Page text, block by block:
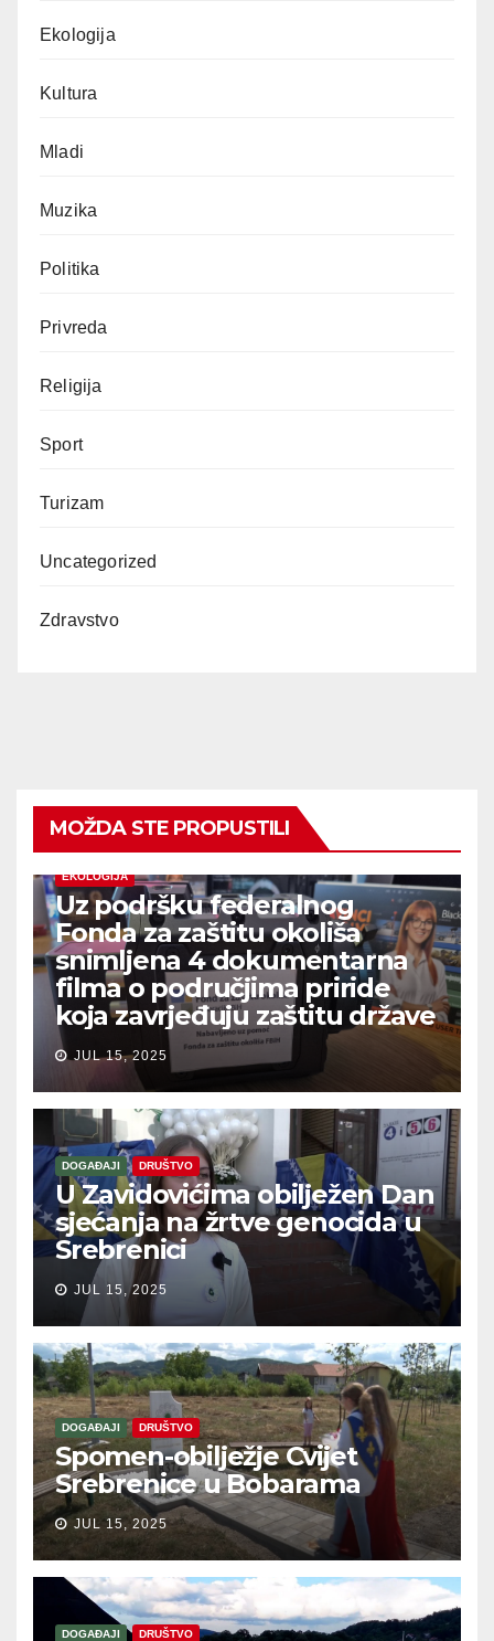
Ekologija
Kultura
Mladi
Muzika
Politika
Privreda
Religija
Sport
Turizam
Uncategorized
Zdravstvo
MOŽDA STE PROPUSTILI
EKOLOGIJA
Uz podršku federalnog
Fonda za zaštitu okoliša
snimljena 4 dokumentarna
filma o područjima priride
koja zavrjeđuju zaštitu države
JUL 15, 2025
DOGAĐAJI DRUŠTVO
U Zavidovićima obilježen Dan
sjećanja na žrtve genocida u
Srebrenici
JUL 15, 2025
DOGAĐAJI DRUŠTVO
Spomen-obilježje Cvijet
Srebrenice u Bobarama
JUL 15, 2025
DOGAĐAJI DRUŠTVO